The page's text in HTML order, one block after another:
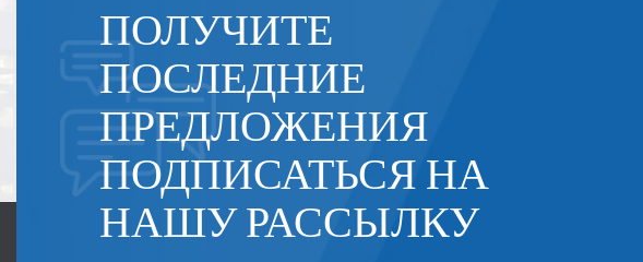
ПОЛУЧИТЕ
ПОСЛЕДНИЕ
ПРЕДЛОЖЕНИЯ
ПОДПИСАТЬСЯ НА
НАШУ РАССЫЛКУ